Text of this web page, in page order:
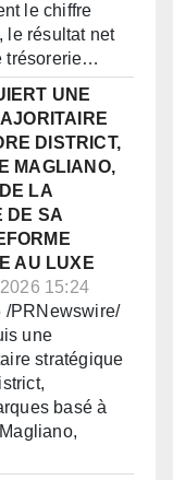
le chiffre
le résultat net
trésorerie…
UNE
DISTRICT,
MAGLIANO,
LA
DE SA
AU LUXE
15:24
/PRNewswire/
une
stratégique
basé à